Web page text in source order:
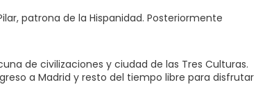
patrona de la Hispanidad. Posteriormente
de civilizaciones y ciudad de las Tres Culturas.
a Madrid y resto del tiempo libre para disfrutar